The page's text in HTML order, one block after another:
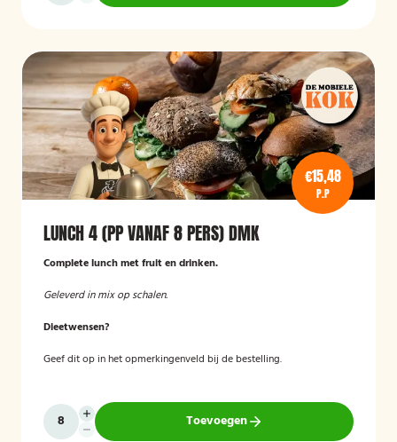
€15,48
P.P
LUNCH 4 (PP VANAF 8 PERS) DMK
Complete lunch met fruit en drinken.
Geleverd in mix op schalen.
Dieetwensen?
Geef dit op in het opmerkingenveld bij de bestelling.
Toevoegen